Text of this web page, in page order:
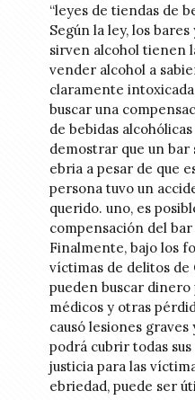
“leyes de tiendas de
Según la ley, los
sirven alcohol tienen
vender alcohol a
claramente
buscar una
de bebidas
demostrar que un bar
ebria a pesar de que
persona tuvo un
querido. uno, es
compensación del
Finalmente, bajo los
víctimas de delitos de
pueden buscar dinero
médicos y otras
causó lesiones
podrá cubrir todas
justicia para las
ebriedad, puede ser